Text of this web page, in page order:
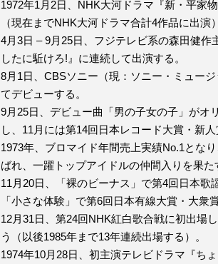
1972年1月2日、NHK大河ドラマ『新・平家
（現在までNHK大河ドラマ合計4作品に出演
4月3日 – 9月25日、フジテレビ系の森田健
したに駈けろ!』に連続して出演する。
8月1日、CBSソニー（現：ソニー・ミュー
てデビューする。
9月25日、デビュー曲「男の子女の子」がオ
し、11月には第14回日本レコード大賞・新人
1973年、ブロマイド年間売上実績No.1とな
ばれ、一躍トップアイドルの仲間入りを果た
11月20日、「裸のビーナス」で第4回日本歌
「小さな体験」で第6回日本有線大賞・大衆
12月31日、第24回NHK紅白歌合戦に初出場
う（以後1985年まで13年連続出場する）。
1974年10月28日、初主演テレビドラマ『ち